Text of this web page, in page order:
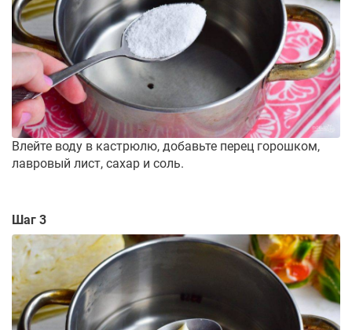
Влейте воду в кастрюлю, добавьте перец горошком,
лавровый лист, сахар и соль.
Шаг 3